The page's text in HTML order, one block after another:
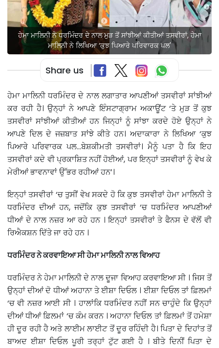
ਹੇਮਾ ਮਾਲਿਨੀ ਨੇ ਧਰਮਿੰਦਰ ਦੇ ਨਾਲ ਮੁੜ ਤੋਂ ਸਾਂਝੀਆਂ ਕੀਤੀਆਂ ਤਸਵੀਰਾਂ, ਹੇਮਾ
ਮਾਲਿਨੀ ਨੇ ਲਿਖਿਆ ‘ਕੁਝ ਪਿਆਰੇ ਪਰਿਵਾਰਕ ਪਲ'
Share us
ਹੇਮਾ ਮਾਲਿਨੀ ਧਰਮਿੰਦਰ ਦੇ ਨਾਲ ਲਗਾਤਾਰ ਆਪਣੀਆਂ ਤਸਵੀਰਾਂ ਸਾਂਝੀਆਂ
ਕਰ ਰਹੀ ਹੈ। ਉਨ੍ਹਾਂ ਨੇ ਆਪਣੇ ਇੰਸਟਾਗ੍ਰਾਮ ਅਕਾਊਂਟ ‘ਤੇ ਮੁੜ ਤੋਂ ਕੁਝ
ਤਸਵੀਰਾਂ ਸਾਂਝੀਆਂ ਕੀਤੀਆਂ ਹਨ ਜਿਨ੍ਹਾਂ ਨੂੰ ਸਾਂਝਾ ਕਰਦੇ ਹੋਏ ਉਨ੍ਹਾਂ ਨੇ
ਆਪਣੇ ਦਿਲ ਦੇ ਜਜ਼ਬਾਤ ਸਾਂਝੇ ਕੀਤੇ ਹਨ। ਅਦਾਕਾਰਾ ਨੇ ਲਿਖਿਆ ‘ਕੁਝ
ਪਿਆਰੇ ਪਰਿਵਾਰਕ ਪਲ…ਬੇਸ਼ਕੀਮਤੀ ਤਸਵੀਰਾਂ। ਮੈਨੂੰ ਪਤਾ ਹੈ ਕਿ ਇਹ
ਤਸਵੀਰਾਂ ਕਦੇ ਵੀ ਪ੍ਰਕਾਸ਼ਿਤ ਨਹੀਂ ਹੋਈਆਂ, ਪਰ ਇਨ੍ਹਾਂ ਤਸਵੀਰਾਂ ਨੂੰ ਵੇਖ ਕੇ
ਮੇਰੀਆਂ ਭਾਵਨਾਵਾਂ ਉੱਭਰ ਰਹੀਆਂ ਹਨ’।
ਇਨ੍ਹਾਂ ਤਸਵੀਰਾਂ ‘ਚ ਤੁਸੀਂ ਵੇਖ ਸਕਦੇ ਹੋ ਕਿ ਕੁਝ ਤਸਵੀਰਾਂ ਹੇਮਾ ਮਾਲਿਨੀ ਤੇ
ਧਰਮਿੰਦਰ ਦੀਆਂ ਹਨ, ਜਦੋਂਕਿ ਕੁਝ ਤਸਵੀਰਾਂ ‘ਚ ਧਰਮਿੰਦਰ ਆਪਣੀਆਂ
ਧੀਆਂ ਦੇ ਨਾਲ ਨਜ਼ਰ ਆ ਰਹੇ ਹਨ । ਇਨ੍ਹਾਂ ਤਸਵੀਰਾਂ ਤੇ ਫੈਨਸ ਦੇ ਵੱਲੋਂ ਵੀ
ਰਿਐਕਸ਼ਨ ਦਿੱਤੇ ਜਾ ਰਹੇ ਹਨ ।
ਧਰਮਿੰਦਰ ਨੇ ਕਰਵਾਇਆ ਸੀ ਹੇਮਾ ਮਾਲਿਨੀ ਨਾਲ ਵਿਆਹ
ਧਰਮਿੰਦਰ ਨੇ ਹੇਮਾ ਮਾਲਿਨੀ ਦੇ ਨਾਲ ਦੂਜਾ ਵਿਆਹ ਕਰਵਾਇਆ ਸੀ । ਜਿਸ ਤੋਂ
ਉਨ੍ਹਾਂ ਦੀਆਂ ਦੋ ਧੀਆਂ ਅਹਾਨਾ ਤੇ ਈਸ਼ਾ ਦਿਓਲ । ਈਸ਼ਾ ਦਿਓਲ ਤਾਂ ਫ਼ਿਲਮਾਂ
‘ਚ ਵੀ ਨਜ਼ਰ ਆਈ ਸੀ । ਹਾਲਾਂਕਿ ਧਰਮਿੰਦਰ ਨਹੀਂ ਸਨ ਚਾਹੁੰਦੇ ਕਿ ਉਨ੍ਹਾਂ
ਦੀਆਂ ਧੀਆਂ ਫ਼ਿਲਮਾਂ ‘ਚ ਕੰਮ ਕਰਨ । ਅਹਾਨਾ ਦਿਓਲ ਤਾਂ ਫ਼ਿਲਮਾਂ ਤੋਂ ਹਮੇਸ਼ਾ
ਹੀ ਦੂਰ ਰਹੀ ਹੈ ਅਤੇ ਲਾਈਮ ਲਾਈਟ ਤੋਂ ਦੂਰ ਰਹਿੰਦੀ ਹੈ। ਪਿਤਾ ਦੇ ਦਿਹਾਂਤ ਤੋਂ
ਬਾਅਦ ਈਸ਼ਾ ਦਿਓਲ ਪੂਰੀ ਤਰ੍ਹਾਂ ਟੁੱਟ ਗਈ ਹੈ । ਬੀਤੇ ਦਿਨੀਂ ਪਿਤਾ ਦੇ